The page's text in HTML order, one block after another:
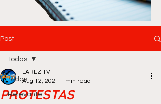
Post
Todas
Relevante
Todas
PROTESTAS
LAREZ TV
Aug 12, 2021 1 min read